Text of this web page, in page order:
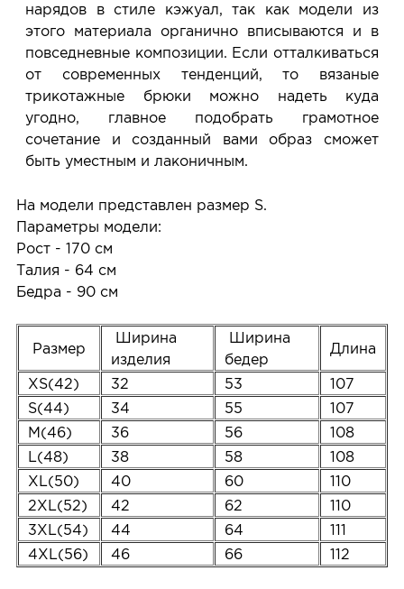
нарядов в стиле кэжуал, так как модели из
этого материала органично вписываются и в
повседневные композиции. Если отталкиваться
от современных тенденций, то вязаные
трикотажные брюки можно надеть куда
угодно, главное подобрать грамотное
сочетание и созданный вами образ сможет
быть уместным и лаконичным.
На модели представлен размер S.
Параметры модели:
Рост - 170 см
Талия - 64 см
Бедра - 90 см
Размер
Ширина
изделия
Ширина
бедер
Длина
XS(42) 32 53
107
S(44)
34 55
107
M(46)
36 56
108
L(48)
38 58
108
XL(50)
40 60
110
2XL(52)
42 62
110
3XL(54)
44 64
111
4XL(56)
46 66 112